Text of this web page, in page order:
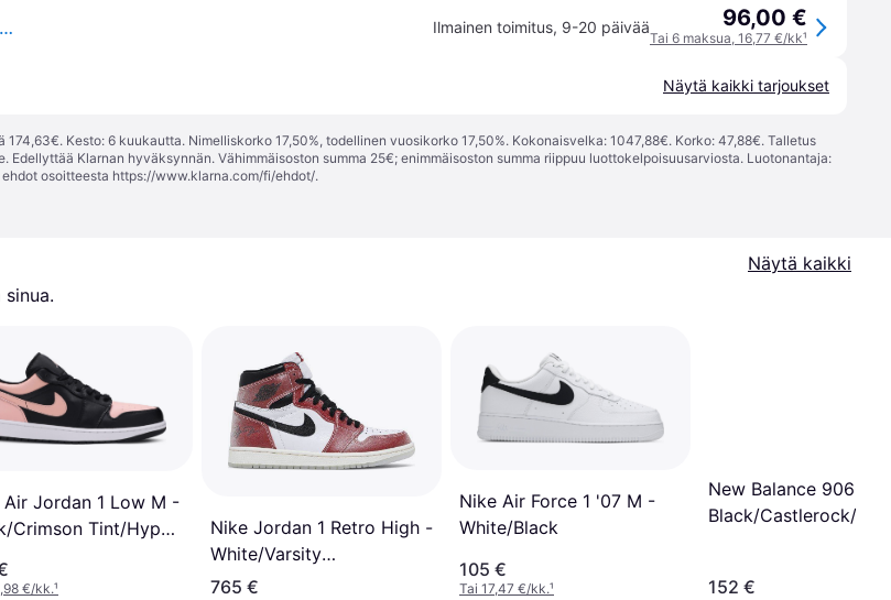
Air Jordan 1 Mid SE Homage Women Sneakers White Black DR0501-101 37.5 Ilmainen toimitus, 9-20 päivää 96,00 €
Tai 6 maksua, 16,77 €/kk¹
Näytä kaikki tarjoukset
Kesto: 6 kuukautta. Nimelliskorko 17,50%, todellinen vuosikorko 17,50%. Kokonaisvelka: 1047,88€. Korko: 47,88€. Talletus
Klarnan hyväksynnän. Vähimmäisoston summa 25€; enimmäisoston summa riippuu luottokelpoisuusarviosta. Luotonantaja:
osoitteesta https://www.klarna.com/fi/ehdot/.
Näytä kaikki
Air Jordan 1 Low M -
Crimson Tint/Hyper
€/kk.¹
Nike Jordan 1 Retro High -
White/Varsity
Red/Sail/Black
765 €
Nike Air Force 1 '07 M -
White/Black
105 €
Tai 17,47 €/kk.¹
New Balance 9060 -
Black/Castlerock/Rain
152 €